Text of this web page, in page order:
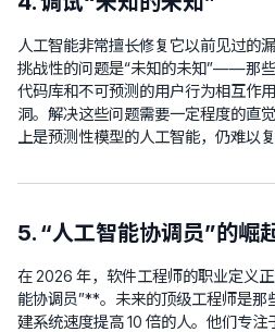
人工智能非常擅长修复它以前见过的
挑战性的问题是“未知的未知”——那
代码库和不可预测的用户行为相互作
洞。解决这些问题需要一定程度的直
上是预测性模型的人工智能，仍难以复
5. “人工智能协调员”的崛
在 2026 年，软件工程师的职业定义
能协调员”**。未来的顶级工程师是那
建系统速度提高 10 倍的人。他们专